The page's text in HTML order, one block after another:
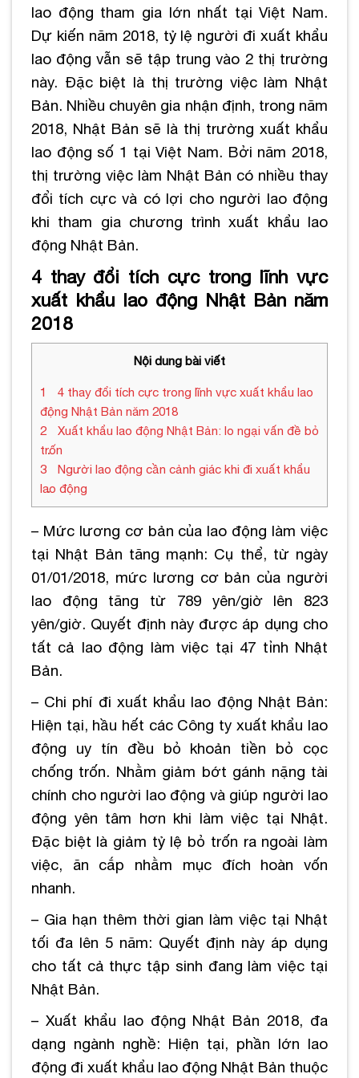
lao động tham gia lớn nhất tại Việt Nam.
Dự kiến năm 2018, tỷ lệ người đi xuất khẩu
lao động vẫn sẽ tập trung vào 2 thị trường
này. Đặc biệt là thị trường việc làm Nhật
Bản. Nhiều chuyên gia nhận định, trong năm
2018, Nhật Bản sẽ là thị trường xuất khẩu
lao động số 1 tại Việt Nam. Bởi năm 2018,
thị trường việc làm Nhật Bản có nhiều thay
đổi tích cực và có lợi cho người lao động
khi tham gia chương trình xuất khẩu lao
động Nhật Bản.
4 thay đổi tích cực trong lĩnh vực
xuất khẩu lao động Nhật Bản năm
2018
Nội dung bài viết
1
4 thay đổi tích cực trong lĩnh vực xuất khẩu lao
động Nhật Bản năm 2018
2
Xuất khẩu lao động Nhật Bản: lo ngại vấn đề bỏ
trốn
3
Người lao động cần cảnh giác khi đi xuất khẩu
lao động
– Mức lương cơ bản của lao động làm việc
tại Nhật Bản tăng mạnh: Cụ thể, từ ngày
01/01/2018, mức lương cơ bản của người
lao động tăng từ 789 yên/giờ lên 823
yên/giờ. Quyết định này được áp dụng cho
tất cả lao động làm việc tại 47 tỉnh Nhật
Bản.
– Chi phí đi xuất khẩu lao động Nhật Bản:
Hiện tại, hầu hết các Công ty xuất khẩu lao
động uy tín đều bỏ khoản tiền bỏ cọc
chống trốn. Nhằm giảm bớt gánh nặng tài
chính cho người lao động và giúp người lao
động yên tâm hơn khi làm việc tại Nhật.
Đặc biệt là giảm tỷ lệ bỏ trốn ra ngoài làm
việc, ăn cắp nhằm mục đích hoàn vốn
nhanh.
– Gia hạn thêm thời gian làm việc tại Nhật
tối đa lên 5 năm: Quyết định này áp dụng
cho tất cả thực tập sinh đang làm việc tại
Nhật Bản.
– Xuất khẩu lao động Nhật Bản 2018, đa
dạng ngành nghề: Hiện tại, phần lớn lao
động đi xuất khẩu lao động Nhật Bản thuộc